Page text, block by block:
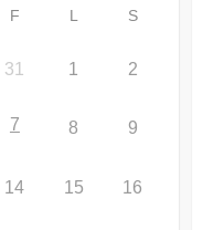
F L S
31 1 2
7 8 9
14 15 16